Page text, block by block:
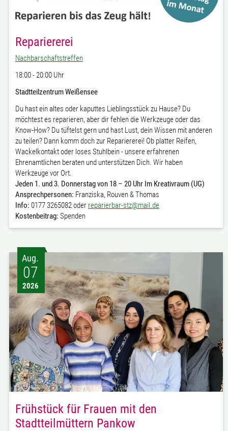
Repariererei
Nachbarschaftstreffen
18:00 - 20:00 Uhr
Stadtteilzentrum Weißensee
Du hast ein altes oder kaputtes Lieblingsstück zu Hause? Du
möchtest es reparieren, aber dir fehlen die Werkzeuge oder das
Know-How? Du tüftelst gern und hast Lust, dein Wissen mit anderen
zu teilen? Dann komm doch zur Repariererei! Ob platter Reifen,
Wackelkontakt oder loses Stuhlbein - unsere erfahrenen
Ehrenamtlichen beraten und unterstützen Dich. Wir haben
Werkzeuge vor Ort.
Jeden 1. und 3. Donnerstag von 18 – 20 Uhr Im Kreativraum (UG)
Ansprechpersonen: Franziska, Rouven & Thomas
Info: 0177 3265082 oder reparierbar-stz@mail.de
Kostenbeitrag: Spenden
Aug.
07
2026
Frühstück für Frauen mit den
Stadtteilmüttern Pankow